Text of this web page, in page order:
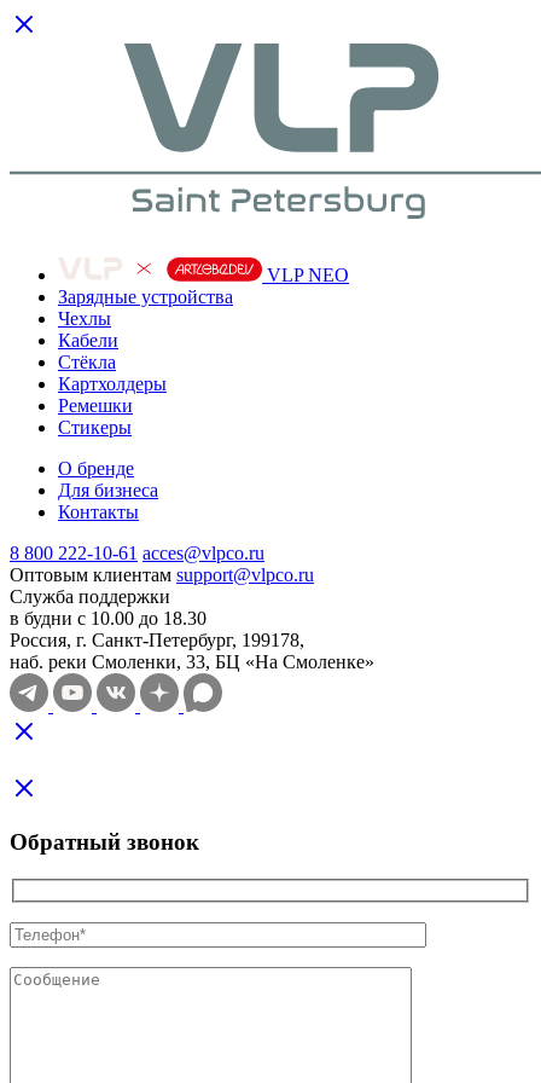
VLP NEO
Зарядные устройства
Чехлы
Кабели
Cтёкла
Картхолдеры
Ремешки
Стикеры
О бренде
Для бизнеса
Контакты
8 800 222-10-61 acces@vlpco.ru
Оптовым клиентам support@vlpco.ru
Служба поддержки
в будни с 10.00 до 18.30
Россия, г. Санкт-Петербург, 199178,
наб. реки Смоленки, 33, БЦ «На Смоленке»
Обратный звонок